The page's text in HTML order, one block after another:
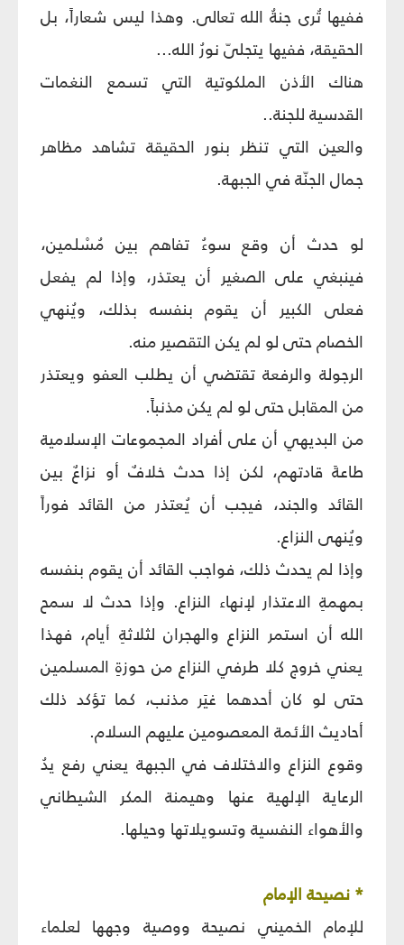
ففيها تُرى جنةُ الله تعالى. وهذا ليس شعاراً، بل
الحقيقة، ففيها يتجلىّ نورُ الله...
هناك الأذن الملكوتية التي تسمع النغمات
القدسية للجنة..
والعين التي تنظر بنور الحقيقة تشاهد مظاهر
جمال الجنّة في الجبهة.
لو حدث أن وقع سوءُ تفاهم بين مُسْلمين،
فينبغي على الصغير أن يعتذر، وإذا لم يفعل
فعلى الكبير أن يقوم بنفسه بذلك، ويُنهي
الخصام حتى لو لم يكن التقصير منه.
الرجولة والرفعة تقتضي أن يطلب العفو ويعتذر
من المقابل حتى لو لم يكن مذنباً.
من البديهي أن على أفراد المجموعات الإسلامية
طاعةَ قادتهم، لكن إذا حدث خلافٌ أو نزاعٌ بين
القائد والجند، فيجب أن يُعتذر من القائد فوراً
ويُنهى النزاع.
وإذا لم يحدث ذلك، فواجب القائد أن يقوم بنفسه
بمهمةِ الاعتذار لإنهاء النزاع. وإذا حدث لا سمح
الله أن استمر النزاع والهجران لثلاثةِ أيام، فهذا
يعني خروج كلا طرفي النزاع من حوزةِ المسلمين
حتى لو كان أحدهما غيَر مذنب، كما تؤكد ذلك
أحاديث الأئمة المعصومين عليهم السلام.
وقوع النزاع والاختلاف في الجبهة يعني رفع يدُ
الرعاية الإلهية عنها وهيمنة المكر الشيطاني
والأهواء النفسية وتسويلاتها وحيلها.
* نصيحة الإمام
للإمام الخميني نصيحة ووصية وجهها لعلماء